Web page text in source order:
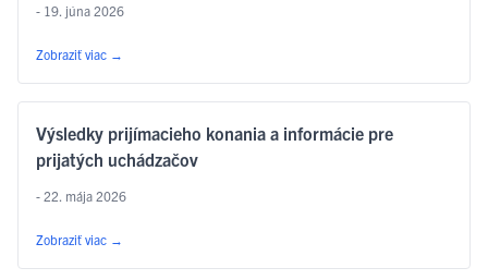
- 19. júna 2026
Zobraziť viac →
Výsledky prijímacieho konania a informácie pre
prijatých uchádzačov
- 22. mája 2026
Zobraziť viac →